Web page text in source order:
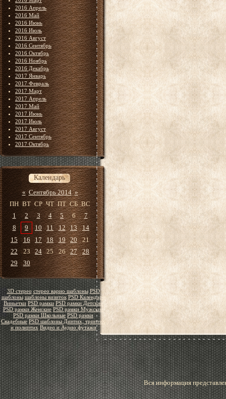
2016 Апрель
2016 Май
2016 Июнь
2016 Июль
2016 Август
2016 Сентябрь
2016 Октябрь
2016 Ноябрь
2016 Декабрь
2017 Январь
2017 Февраль
2017 Март
2017 Апрель
2017 Май
2017 Июнь
2017 Июль
2017 Август
2017 Сентябрь
2017 Октябрь
Календарь
« Сентябрь 2014 »
ПН ВТ СР ЧТ ПТ СБ ВС
1
2 3 4 5 6
7
8
9 10 11 12 13
14
15
16 17 18 19 20
21
22
23 24 25 26 27
28
29
30
3D стерео стерео варио шаблоны PSD
шаблоны шаблоны визиток PSD Календари
Виньетки PSD рамки PSD рамки Детские
PSD рамки Женские PSD рамки Мужские
PSD рамки Школьные PSD рамки
Свадебные PSD шаблоны Диптих, триптих
и полиптих Видео и Аудио футажи
Вся информация